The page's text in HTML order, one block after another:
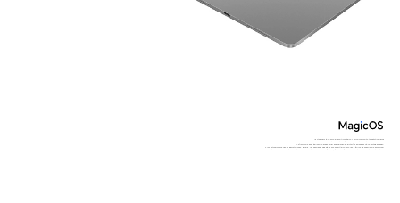
*Este producto no es un dispositivo médico y no incluye función terapéutica alguna
1. La pantalla soporta una frecuencia de actualización máxima de 120Hz.
La frecuencia de actualización puede variar dependiendo de la interfaz de la aplicación o pantalla de juego.
2. Los datos provienen de los laboratorios de HONOR. La capacidad de labatería es el valor típico. Favor de referirse a la experiencia de uso real.
*Las imágenes de los productos y contenidos de las pantallas son solo de referencia, favor de referirse al producto real para obtener más detalles.